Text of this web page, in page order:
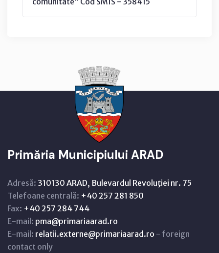
Primăria Municipiului ARAD
Adresă: 310130 ARAD, Bulevardul Revoluţiei nr. 75
Telefoane centrală: +40 257 281 850
Fax: +40 257 284 744
E-mail: pma@primariaarad.ro
E-mail: relatii.externe@primariaarad.ro - foreign
contact only